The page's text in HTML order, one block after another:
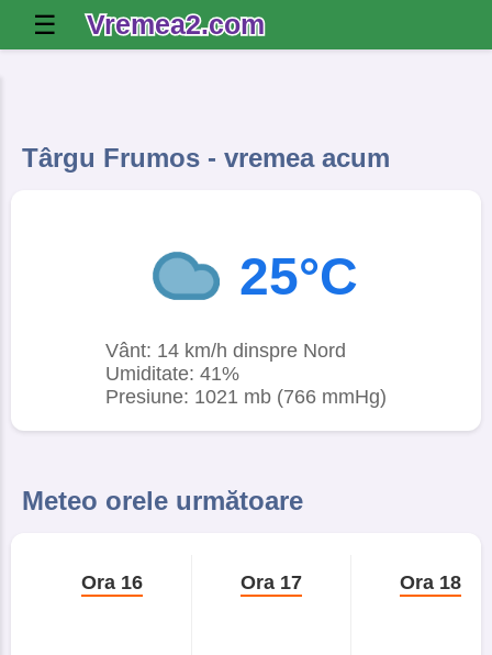
☰ Vremea2.com
Târgu Frumos - vremea acum
25°C
Vânt: 14 km/h dinspre Nord
Umiditate: 41%
Presiune: 1021 mb (766 mmHg)
Meteo orele următoare
Ora 16 Ora 17 Ora 18